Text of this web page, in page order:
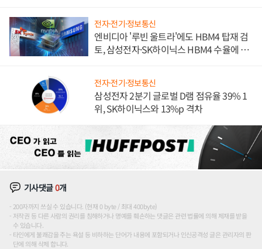
전자·전기·정보통신
엔비디아 '루빈 울트라'에도 HBM4 탑재 검
토, 삼성전자·SK하이닉스 HBM4 수율에 주
전자·전기·정보통신
삼성전자 2분기 글로벌 D램 점유율 39% 1
위, SK하이닉스와 13%p 격차
기사댓글0개
200자까지 쓰실 수 있습니다. (현재 0 byte / 최대 400byte)
저작권 등 다른 사람의 권리를 침해하거나 명예를 훼손하는 댓글은 관련 법률에 의해 제재를 받을
수 있습니다.
타인에게 불쾌감을 주는 욕설 등 비하하는 단어가 내용에 포함되거나 인신공격성 글은 관리자의 판
단에 의해 삭제 합니다.